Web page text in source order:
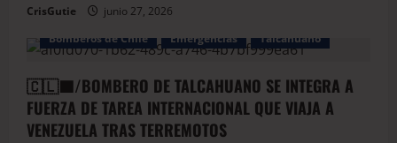
CrisGutie
junio 27, 2026
Bomberos de Chile
Emergencias Talcahuano
🇨🇱🟦/BOMBERO DE TALCAHUANO SE INTEGRA A
FUERZA DE TAREA INTERNACIONAL QUE VIAJA A
VENEZUELA TRAS TERREMOTOS